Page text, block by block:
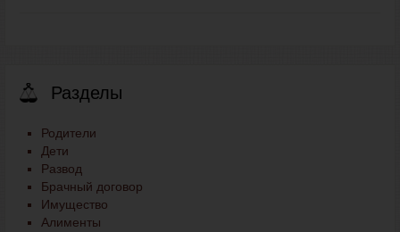
Разделы
Родители
Дети
Развод
Брачный договор
Имущество
Алименты